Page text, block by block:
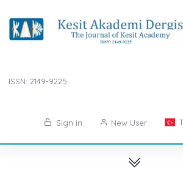
ISSN: 2149-9225
Sign in New User